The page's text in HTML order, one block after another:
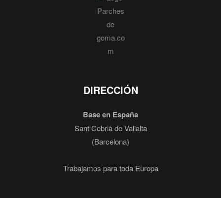
DIRECCIÓN
Base en España
Sant Cebrià de Vallalta
(Barcelona)
Trabajamos para toda Europa